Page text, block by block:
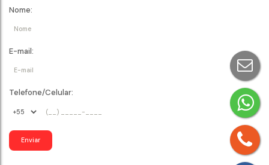
Nome:
E-mail:
Telefone/Celular: